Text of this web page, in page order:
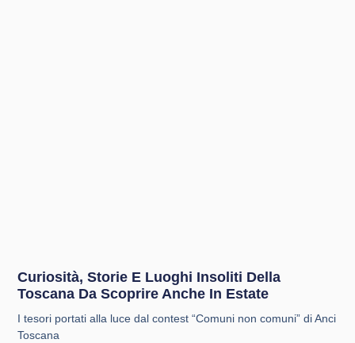
Curiosità, Storie E Luoghi Insoliti Della
Toscana Da Scoprire Anche In Estate
I tesori portati alla luce dal contest “Comuni non comuni” di Anci
Toscana